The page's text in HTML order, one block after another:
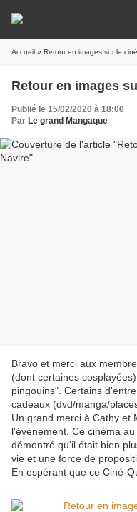
Accueil » Retour en images sur le
Retour en images
Publié le 15/02/2020 à 18:00
Par Le grand Mangaque
Bravo et merci aux
(dont certaines
pingouins". Certains
cadeaux (dvd/manga/
Un grand merci à Cathy et
l'événement. Ce cinéma
démontré qu'il était bien
vie et une force de
En espérant que ce Ciné-